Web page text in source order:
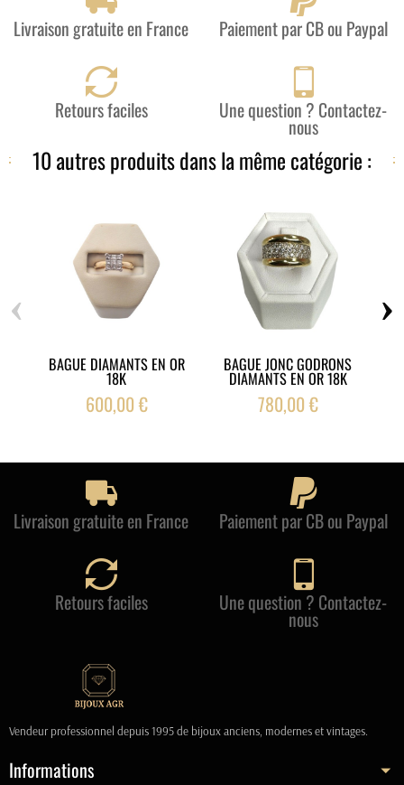
Livraison gratuite en France Paiement par CB ou Paypal
Retours faciles Une question ? Contactez-
nous
10 autres produits dans la même catégorie :
BAGUE DIAMANTS EN OR
18K
600,00 €
BAGUE JONC GODRONS
DIAMANTS EN OR 18K
780,00 €
‹ ›
Livraison gratuite en France Paiement par CB ou Paypal
Retours faciles Une question ? Contactez-
nous
Vendeur professionnel depuis 1995 de bijoux anciens, modernes et vintages.
Informations